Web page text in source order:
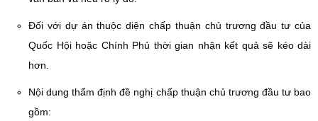
Đối với dự án thuộc diện chấp thuận chủ trương đầu tư của
Quốc Hội hoặc Chính Phủ thời gian nhận kết quả sẽ kéo dài
hơn.
Nội dung thẩm định đề nghị chấp thuận chủ trương đầu tư bao
gồm: